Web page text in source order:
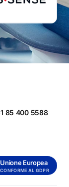
85 400 5588
Unione Europea
CONFORME AL GDPR